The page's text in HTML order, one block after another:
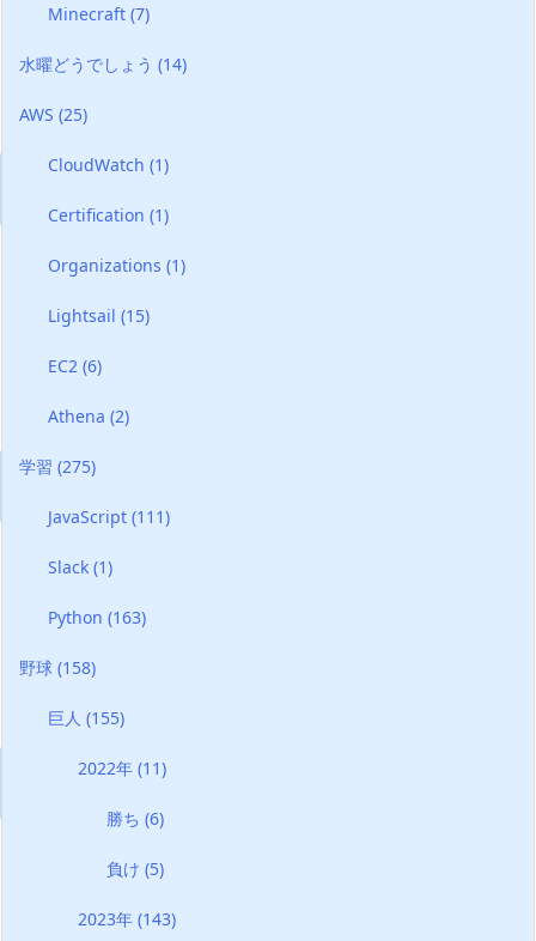
Minecraft(7)
水曜どうでしょう (14)
AWS (25)
CloudWatch(1)
Certification(1)
Organizations(1)
Lightsail(15)
EC2(6)
Athena(2)
学習 (275)
JavaScript(111)
Slack(1)
Python(163)
野球 (158)
巨人(155)
2022年 (11)
勝ち(6)
負け(5)
2023年 (143)